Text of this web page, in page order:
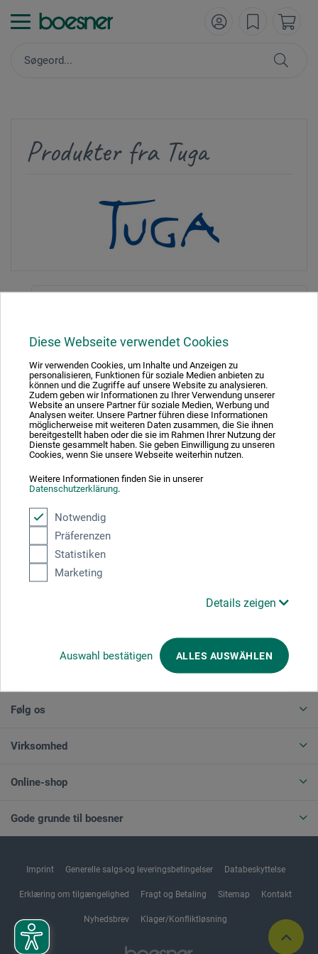
Diese Webseite verwendet Cookies
Wir verwenden Cookies, um Inhalte und Anzeigen zu
personalisieren, Funktionen für soziale Medien anbieten zu
können und die Zugriffe auf unsere Website zu analysieren.
Zudem geben wir Informationen zu Ihrer Verwendung unserer
Website an unsere Partner für soziale Medien, Werbung und
Analysen weiter. Unsere Partner führen diese Informationen
möglicherweise mit weiteren Daten zusammen, die Sie ihnen
bereitgestellt haben oder die sie im Rahmen Ihrer Nutzung der
Dienste gesammelt haben. Sie geben Einwilligung zu unseren
Cookies, wenn Sie unsere Webseite weiterhin nutzen.
Weitere Informationen finden Sie in unserer
Datenschutzerklärung.
Notwendig
Präferenzen
Statistiken
Marketing
Details zeigen
Auswahl bestätigen ALLES AUSWÄHLEN
Produkter fra Tuga
1
Absolut sikker
Betalingsmetoder
Følg os
Virksomhed
Online-shop
Gode grunde til boesner
Imprint Generelle salgs-og leveringsbetingelser Databeskyttelse
Erklæring om tilgængelighed Fragt og Betaling Sitemap Kontakt
Nyhedsbrev Klager/Konfliktløsning